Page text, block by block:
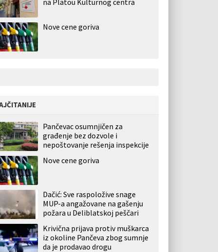
na Platou Kulturnog centra
Nove cene goriva
Pančevac osumnjičen za
građenje bez dozvole i
nepoštovanje rešenja inspekcije
Nove cene goriva
Dačić: Sve raspoložive snage
MUP-a angažovane na gašenju
požara u Deliblatskoj peščari
Krivična prijava protiv muškarca
iz okoline Pančeva zbog sumnje
da je prodavao drogu